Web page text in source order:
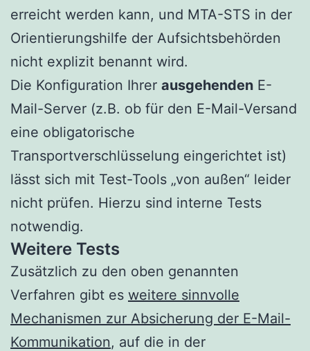
erreicht werden kann, und MTA-STS in der
Orientierungshilfe der Aufsichtsbehörden
nicht explizit benannt wird.
Die Konfiguration Ihrer ausgehenden E-
Mail-Server (z.B. ob für den E-Mail-Versand
eine obligatorische
Transportverschlüsselung eingerichtet ist)
lässt sich mit Test-Tools „von außen“ leider
nicht prüfen. Hierzu sind interne Tests
notwendig.
Weitere Tests
Zusätzlich zu den oben genannten
Verfahren gibt es weitere sinnvolle
Mechanismen zur Absicherung der E-Mail-
Kommunikation, auf die in der